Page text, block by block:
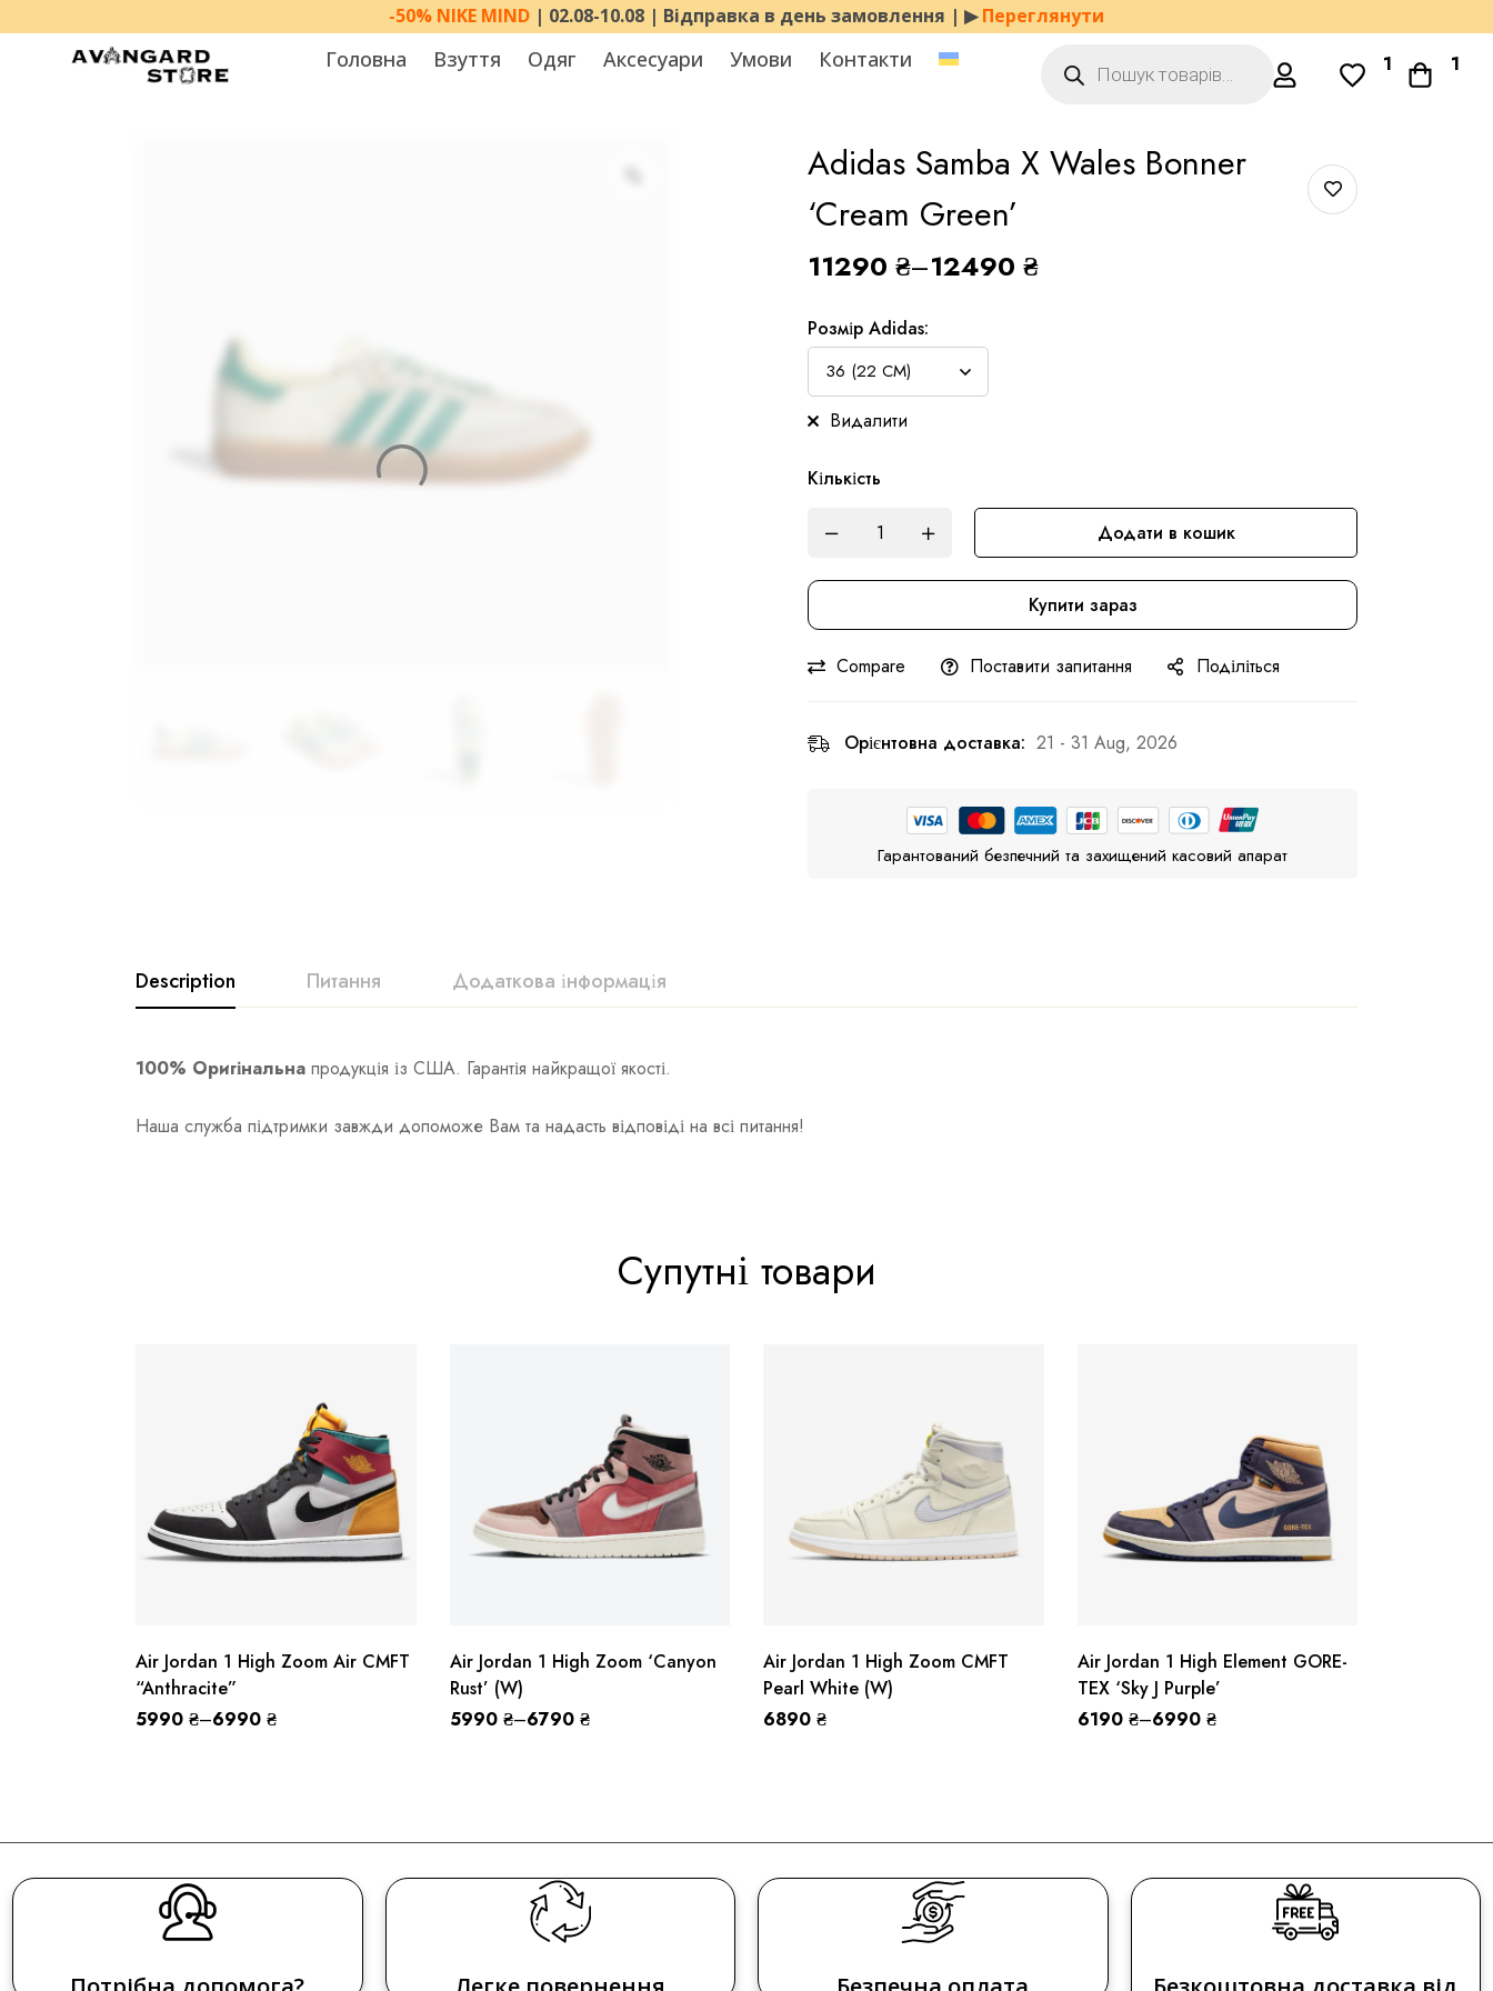
-50% NIKE MIND | 02.08-10.08 | Відправка в день замовлення | ▶︎Переглянути
Головна Взуття Одяг Аксесуари Умови Контакти 1 1
Adidas Samba X Wales Bonner
‘Cream Green’
11290 ₴–12490 ₴
Розмір Adidas:
Видалити
Кількість
Додати в кошик
Купити зараз
Compare Поставити запитання Поділіться
Орієнтовна доставка: 21 - 31 Aug, 2026
Гарантований безпечний та захищений касовий апарат
Description Питання Додаткова інформація
100% Оригінальна продукція із США. Гарантія найкращої якості.
Наша служба підтримки завжди допоможе Вам та надасть відповіді на всі питання!
Супутні товари
Air Jordan 1 High Zoom Air CMFT
“Anthracite”
5990 ₴–6990 ₴
Air Jordan 1 High Zoom ‘Canyon
Rust’ (W)
5990 ₴–6790 ₴
Air Jordan 1 High Zoom CMFT
Pearl White (W)
6890 ₴
Air Jordan 1 High Element GORE-
TEX ‘Sky J Purple’
6190 ₴–6990 ₴